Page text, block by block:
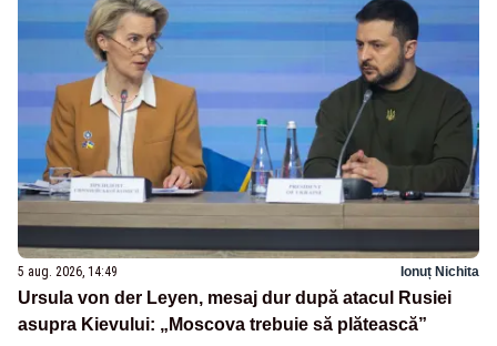
5 aug. 2026, 14:49 Ionuț Nichita
Ursula von der Leyen, mesaj dur după atacul Rusiei
asupra Kievului: „Moscova trebuie să plătească”